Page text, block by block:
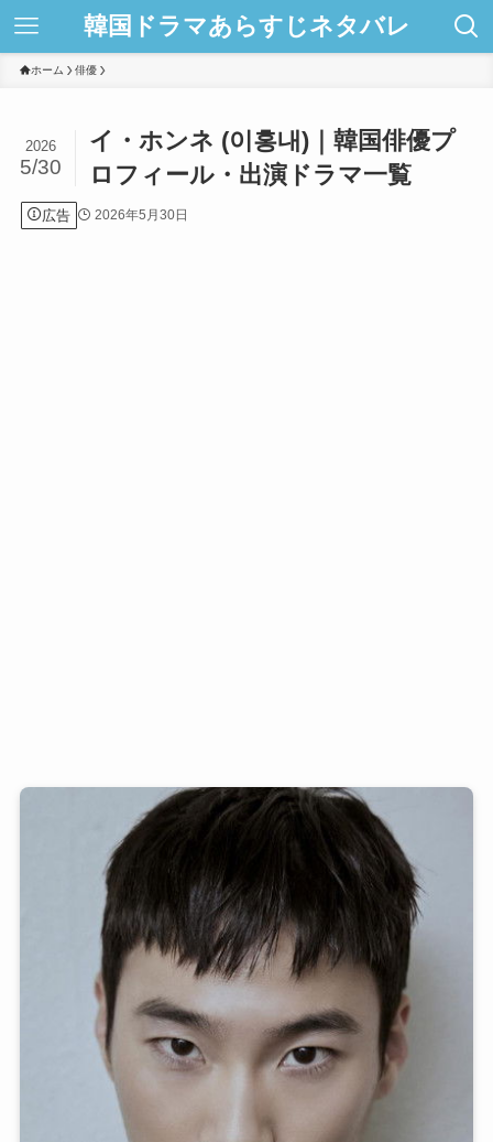
韓国ドラマあらすじネタバレ
ホーム 俳優
イ・ホンネ (이홍내)｜韓国俳優プ
ロフィール・出演ドラマ一覧
2026
5/30
広告 2026年5月30日